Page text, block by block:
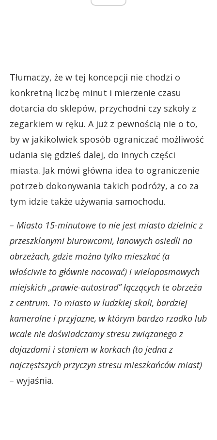
Tłumaczy, że w tej koncepcji nie chodzi o
konkretną liczbę minut i mierzenie czasu
dotarcia do sklepów, przychodni czy szkoły z
zegarkiem w ręku. A już z pewnością nie o to,
by w jakikolwiek sposób ograniczać możliwość
udania się gdzieś dalej, do innych części
miasta. Jak mówi główna idea to ograniczenie
potrzeb dokonywania takich podróży, a co za
tym idzie także używania samochodu.
– Miasto 15-minutowe to nie jest miasto dzielnic z
przeszklonymi biurowcami, łanowych osiedli na
obrzeżach, gdzie można tylko mieszkać (a
właściwie to głównie nocować) i wielopasmowych
miejskich „prawie-autostrad” łączących te obrzeża
z centrum. To miasto w ludzkiej skali, bardziej
kameralne i przyjazne, w którym bardzo rzadko lub
wcale nie doświadczamy stresu związanego z
dojazdami i staniem w korkach (to jedna z
najczęstszych przyczyn stresu mieszkańców miast)
– wyjaśnia.